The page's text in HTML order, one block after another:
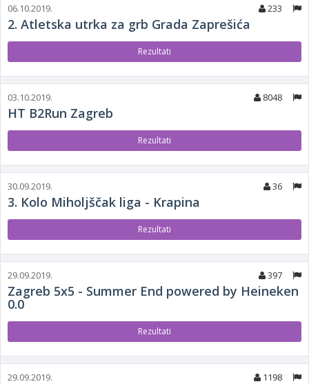
06.10.2019. 233
2. Atletska utrka za grb Grada Zaprešića
Rezultati
03.10.2019. 8048
HT B2Run Zagreb
Rezultati
30.09.2019. 36
3. Kolo Miholjščak liga - Krapina
Rezultati
29.09.2019. 397
Zagreb 5x5 - Summer End powered by Heineken
0.0
Rezultati
29.09.2019. 1198